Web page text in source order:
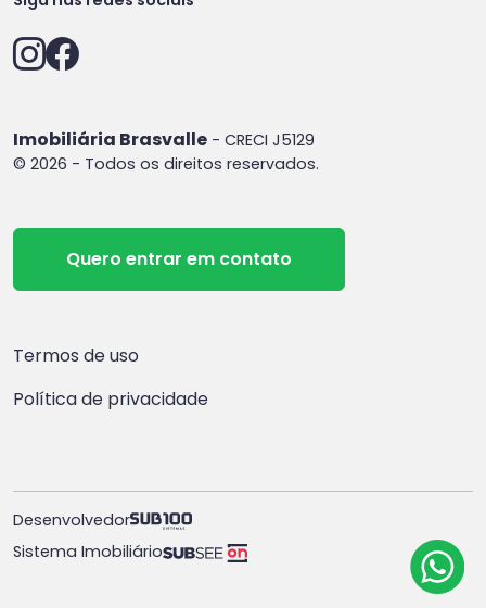
Imobiliária Brasvalle - CRECI J5129
© 2026 - Todos os direitos reservados.
Quero entrar em contato
Termos de uso
Política de privacidade
Desenvolvedor
Sistema Imobiliário